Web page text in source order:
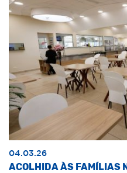
04.03.26
ACOLHIDA ÀS FAMÍLIAS